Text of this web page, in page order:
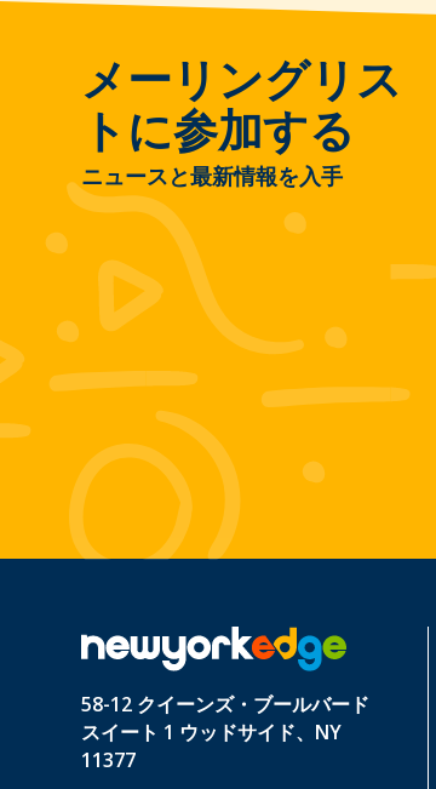
メーリングリス
トに参加する
ニュースと最新情報を入手
58-12 クイーンズ・ブールバード
スイート 1 ウッドサイド、NY
11377